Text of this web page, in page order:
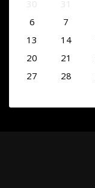
30
31
6
7
13
14
20
21
27
28